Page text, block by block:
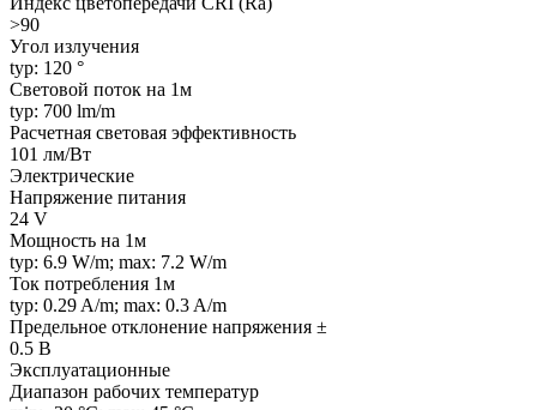
>90
Угол излучения
typ: 120 °
Световой поток на 1м
typ: 700 lm/m
Расчетная световая эффективность
101 лм/Вт
Электрические
Напряжение питания
24 V
Мощность на 1м
typ: 6.9 W/m; max: 7.2 W/m
Ток потребления 1м
typ: 0.29 A/m; max: 0.3 A/m
Предельное отклонение напряжения ±
0.5 В
Эксплуатационные
Диапазон рабочих температур